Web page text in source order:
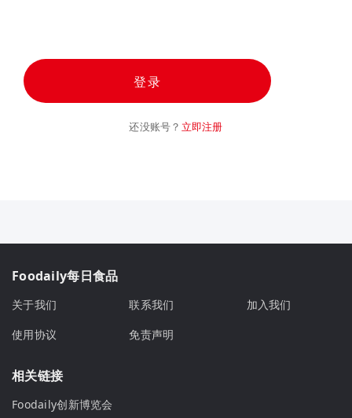
登录
还没账号？ 立即注册
Foodaily每日食品
关于我们 联系我们
加入我们
使用协议
免责声明
相关链接
Foodaily创新博览会